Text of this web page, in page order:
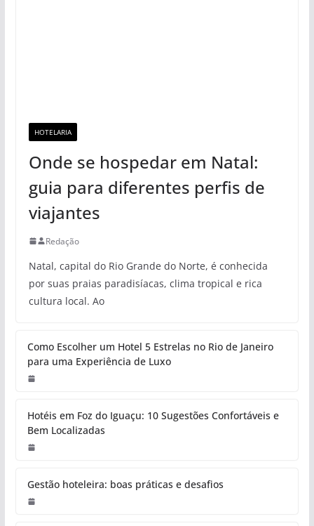
HOTELARIA
Onde se hospedar em Natal:
guia para diferentes perfis de
viajantes
Redação
Natal, capital do Rio Grande do Norte, é conhecida
por suas praias paradisíacas, clima tropical e rica
cultura local. Ao
Como Escolher um Hotel 5 Estrelas no Rio de Janeiro
para uma Experiência de Luxo
Hotéis em Foz do Iguaçu: 10 Sugestões Confortáveis e
Bem Localizadas
Gestão hoteleira: boas práticas e desafios